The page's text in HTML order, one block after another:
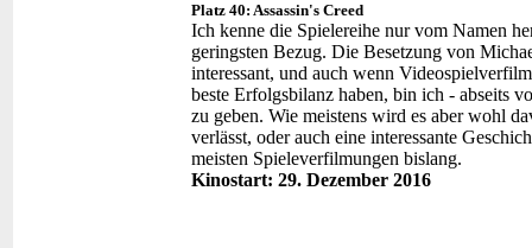
Platz 40: Assassin's Creed
Ich kenne die Spielereihe nur vom Namen
geringsten Bezug. Die Besetzung von
interessant, und auch wenn
beste Erfolgsbilanz haben, bin ich - abseits
zu geben. Wie meistens wird es aber wohl
verlässt, oder auch eine interessante
meisten Spieleverfilmungen bislang.
Kinostart: 29. Dezember 2016